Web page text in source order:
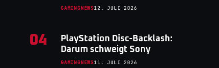
GAMINGNEWS12. JULI 2026
04
PlayStation Disc-Backlash:
Darum schweigt Sony
GAMINGNEWS11. JULI 2026